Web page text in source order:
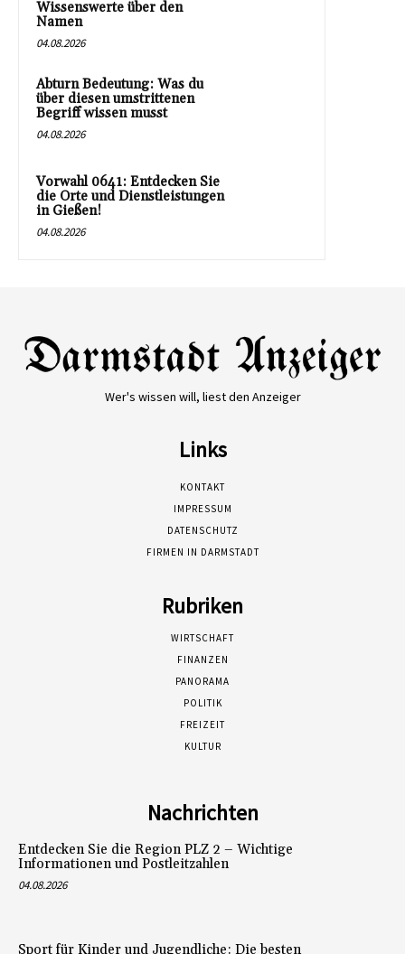
Wissenswerte über den
Namen
04.08.2026
Abturn Bedeutung: Was du
über diesen umstrittenen
Begriff wissen musst
04.08.2026
Vorwahl 0641: Entdecken Sie
die Orte und Dienstleistungen
in Gießen!
04.08.2026
Wer's wissen will, liest den Anzeiger
Links
KONTAKT
IMPRESSUM
DATENSCHUTZ
FIRMEN IN DARMSTADT
Rubriken
WIRTSCHAFT
FINANZEN
PANORAMA
POLITIK
FREIZEIT
KULTUR
Nachrichten
Entdecken Sie die Region PLZ 2 – Wichtige
Informationen und Postleitzahlen
04.08.2026
Sport für Kinder und Jugendliche: Die besten